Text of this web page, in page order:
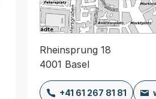
Rheinsprung 18
4001 Basel
+41 61 267 81 81